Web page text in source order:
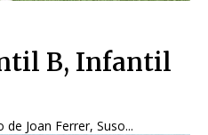
B, Infantil
El equipo de Joan Ferrer, Suso...